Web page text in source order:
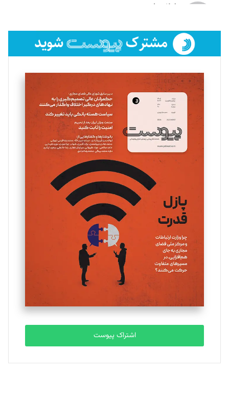
لیلا حنارود
فائزه فتحی رستمی
تحریریه
سروش کرمیان
تحریریه
مینا پاکدل
یسنا امان‌پور
تحریریه
ملینا جعفری
تحریریه
مصطفی مسجدی آرانی
تحریریه
بابک نقاش
تحریریه
اشتراک پیوست